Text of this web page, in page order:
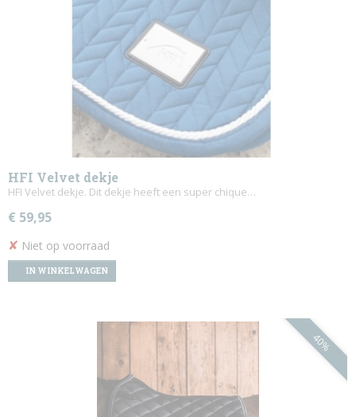
HFI Velvet dekje
HFI Velvet dekje. Dit dekje heeft een super chique…
€ 59,95
✘ Niet op voorraad
IN WINKELWAGEN
40%